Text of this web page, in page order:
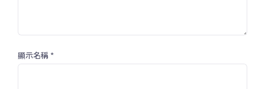
顯示名稱 *